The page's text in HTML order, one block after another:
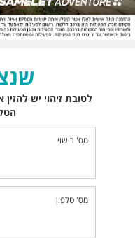
לטובת זיהוי יש
מס' רישוי
מס' טלפון